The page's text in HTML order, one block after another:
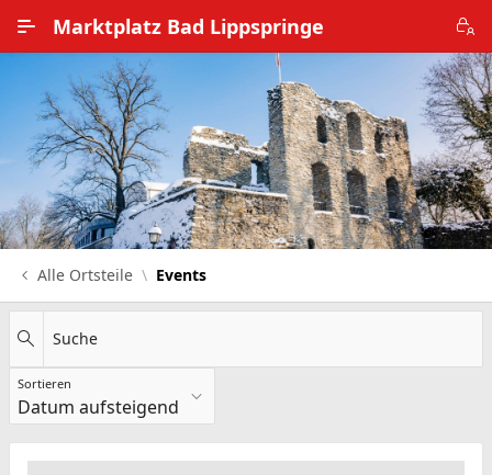
Marktplatz Bad Lippspringe
Alle Ortsteile
Impressum
Nutzungsbedingungen
Datenschutz
Alle Ortsteile
Events
Suche
Sortieren